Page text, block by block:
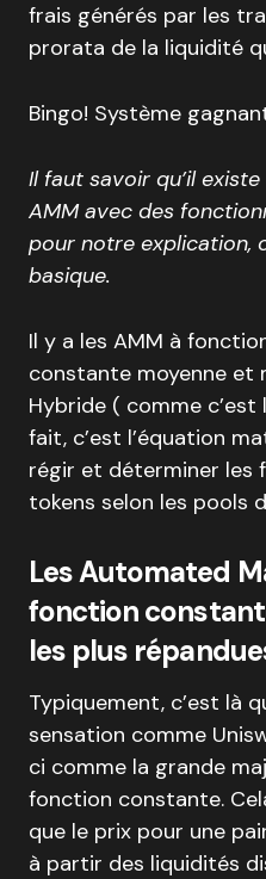
frais générés par les
prorata de la liquidité
Bingo! Système
Il faut savoir qu’il
AMM avec des
pour notre explication,
basique.
Il y a les AMM à
constante moyenne et
Hybride ( comme c’est
fait, c’est l’équation
régir et déterminer les
tokens selon les pools
Les Automated
fonction
les plus
Typiquement, c’est là
sensation comme
ci comme la grande
fonction constante.
que le prix pour une
à partir des liquidités